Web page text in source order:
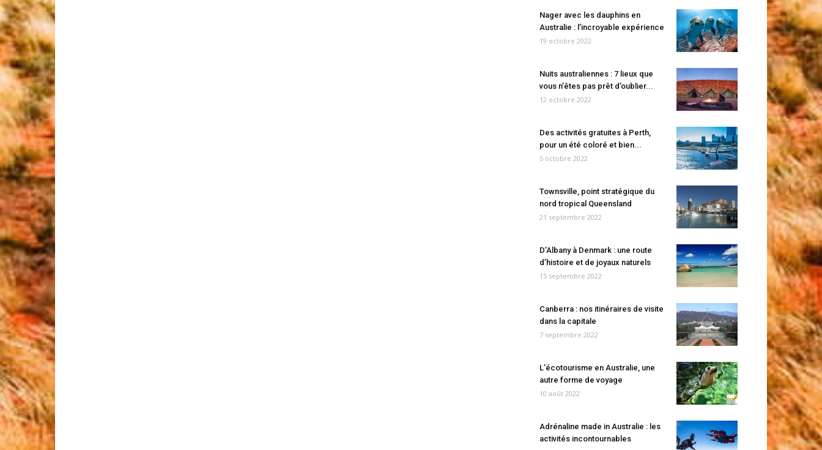
Nager avec les dauphins en
Australie : l’incroyable expérience
19 octobre 2022
Nuits australiennes : 7 lieux que
vous n’êtes pas prêt d’oublier...
12 octobre 2022
Des activités gratuites à Perth,
pour un été coloré et bien...
5 octobre 2022
Townsville, point stratégique du
nord tropical Queensland
21 septembre 2022
D’Albany à Denmark : une route
d’histoire et de joyaux naturels
15 septembre 2022
Canberra : nos itinéraires de visite
dans la capitale
7 septembre 2022
L’écotourisme en Australie, une
autre forme de voyage
10 août 2022
Adrénaline made in Australie : les
activités incontournables